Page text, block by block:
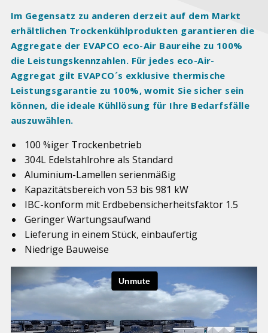
Im Gegensatz zu anderen derzeit auf dem Markt
erhältlichen Trockenkühlprodukten garantieren die
Aggregate der EVAPCO eco-Air Baureihe zu 100%
die Leistungskennzahlen. Für jedes eco-Air-
Aggregat gilt EVAPCO´s exklusive thermische
Leistungsgarantie zu 100%, womit Sie sicher sein
können, die ideale Kühllösung für Ihre Bedarfsfälle
auszuwählen.
100 %iger Trockenbetrieb
304L Edelstahlrohre als Standard
Aluminium-Lamellen serienmäßig
Kapazitätsbereich von 53 bis 981 kW
IBC-konform mit Erdbebensicherheitsfaktor 1.5
Geringer Wartungsaufwand
Lieferung in einem Stück, einbaufertig
Niedrige Bauweise